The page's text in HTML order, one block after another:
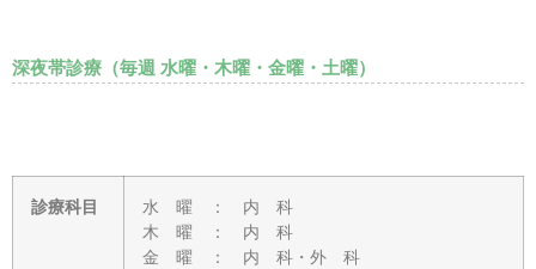
深夜帯診療（毎週 水曜・木曜・金曜・土曜）
診療科目
水 曜 ： 内 科
木 曜 ： 内 科
金 曜 ： 内 科・外 科